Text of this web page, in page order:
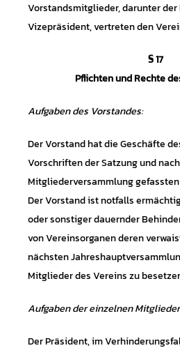
Vorstandsmitglieder, darunter
Vizepräsident, vertreten den
§ 17
Pflichten und Rechte
Aufgaben des Vorstandes:
Der Vorstand hat die Geschäfte
Vorschriften der Satzung und
Mitgliederversammlung
Der Vorstand ist notfalls
oder sonstiger dauernder
von Vereinsorganen deren
nächsten
Mitglieder des Vereins zu
Aufgaben der einzelnen Mitglieder
Der Präsident, im